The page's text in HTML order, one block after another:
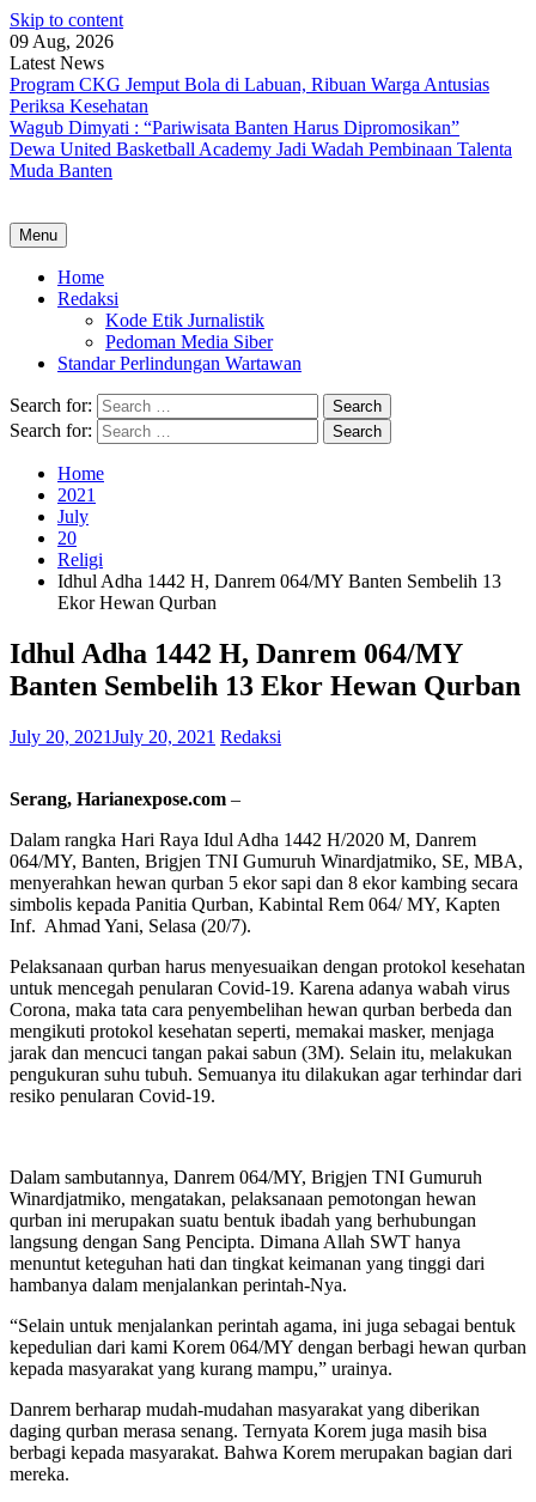
Skip to content
09 Aug, 2026
Latest News
Program CKG Jemput Bola di Labuan, Ribuan Warga Antusias
Periksa Kesehatan
Wagub Dimyati : “Pariwisata Banten Harus Dipromosikan”
Dewa United Basketball Academy Jadi Wadah Pembinaan Talenta
Muda Banten
Menu
Home
Redaksi
Kode Etik Jurnalistik
Pedoman Media Siber
Standar Perlindungan Wartawan
Search for:
Search for:
Home
2021
July
20
Religi
Idhul Adha 1442 H, Danrem 064/MY Banten Sembelih 13
Ekor Hewan Qurban
Idhul Adha 1442 H, Danrem 064/MY
Banten Sembelih 13 Ekor Hewan Qurban
July 20, 2021July 20, 2021 Redaksi
Serang, Harianexpose.com –
Dalam rangka Hari Raya Idul Adha 1442 H/2020 M, Danrem
064/MY, Banten, Brigjen TNI Gumuruh Winardjatmiko, SE, MBA,
menyerahkan hewan qurban 5 ekor sapi dan 8 ekor kambing secara
simbolis kepada Panitia Qurban, Kabintal Rem 064/ MY, Kapten
Inf. Ahmad Yani, Selasa (20/7).
Pelaksanaan qurban harus menyesuaikan dengan protokol kesehatan
untuk mencegah penularan Covid-19. Karena adanya wabah virus
Corona, maka tata cara penyembelihan hewan qurban berbeda dan
mengikuti protokol kesehatan seperti, memakai masker, menjaga
jarak dan mencuci tangan pakai sabun (3M). Selain itu, melakukan
pengukuran suhu tubuh. Semuanya itu dilakukan agar terhindar dari
resiko penularan Covid-19.
Dalam sambutannya, Danrem 064/MY, Brigjen TNI Gumuruh
Winardjatmiko, mengatakan, pelaksanaan pemotongan hewan
qurban ini merupakan suatu bentuk ibadah yang berhubungan
langsung dengan Sang Pencipta. Dimana Allah SWT hanya
menuntut keteguhan hati dan tingkat keimanan yang tinggi dari
hambanya dalam menjalankan perintah-Nya.
“Selain untuk menjalankan perintah agama, ini juga sebagai bentuk
kepedulian dari kami Korem 064/MY dengan berbagi hewan qurban
kepada masyarakat yang kurang mampu,” urainya.
Danrem berharap mudah-mudahan masyarakat yang diberikan
daging qurban merasa senang. Ternyata Korem juga masih bisa
berbagi kepada masyarakat. Bahwa Korem merupakan bagian dari
mereka.